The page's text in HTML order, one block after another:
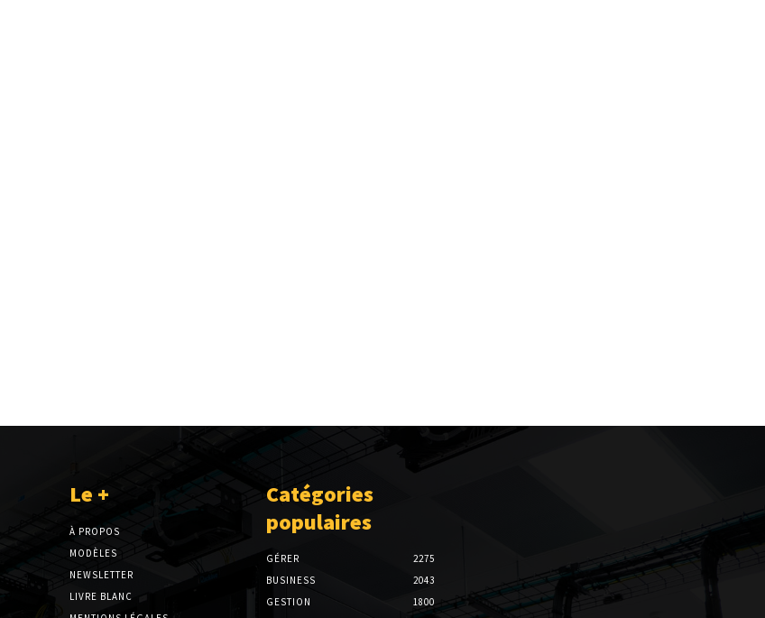
Le +
À PROPOS
MODÈLES
NEWSLETTER
LIVRE BLANC
Catégories
populaires
GÉRER
2275
BUSINESS
2043
GESTION
1800